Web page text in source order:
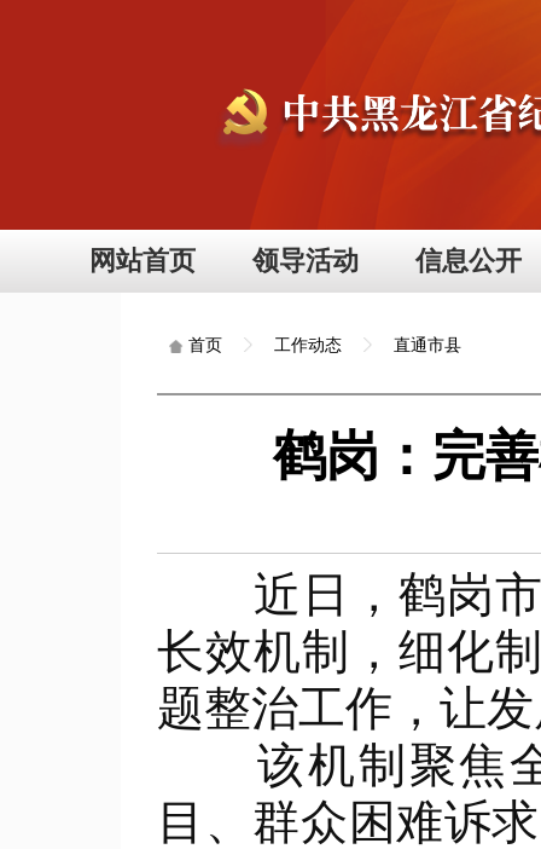
网站首页 领导活动 信息公开
首页 工作动态 直通市县
鹤岗：完
近日，鹤岗市
长效机制，细化
题整治工作，让
该机制聚焦全
目、群众困难诉